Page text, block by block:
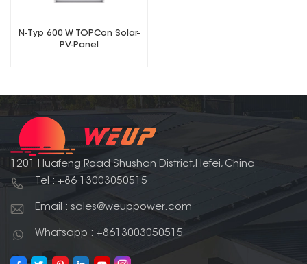
N-Typ 600 W TOPCon Solar-
PV-Panel
1201 Huafeng Road Shushan District,Hefei, China
Tel : +86 13003050515
Email : sales@weuppower.com
Whatsapp : +8613003050515